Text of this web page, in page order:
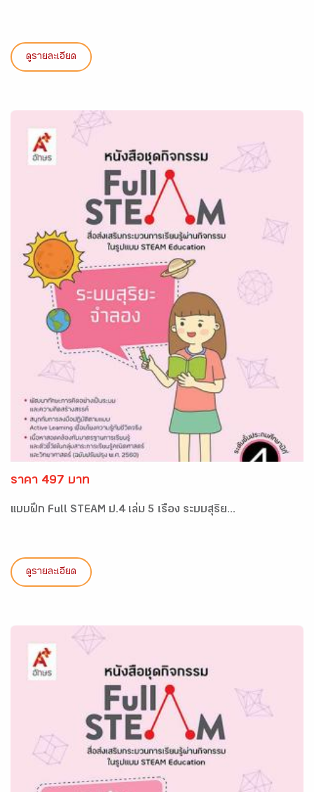
ดูรายละเอียด
ราคา 497 บาท
แบบฝึก Full STEAM ป.4 เล่ม 5 เรื่อง ระบบสุริย...
ดูรายละเอียด